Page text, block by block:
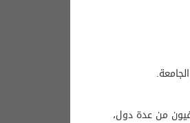
من عدة دول،